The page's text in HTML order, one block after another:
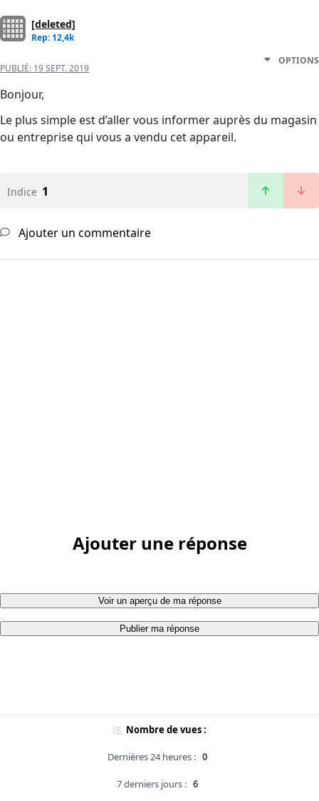
[deleted]
Rep: 12,4k
PUBLIÉ: 19 SEPT. 2019
OPTIONS
Bonjour,
Le plus simple est d’aller vous informer auprès du magasin
ou entreprise qui vous a vendu cet appareil.
Indice 1
Ajouter un commentaire
Ajouter une réponse
Voir un aperçu de ma réponse
Publier ma réponse
Nombre de vues :
Dernières 24 heures : 0
7 derniers jours : 6